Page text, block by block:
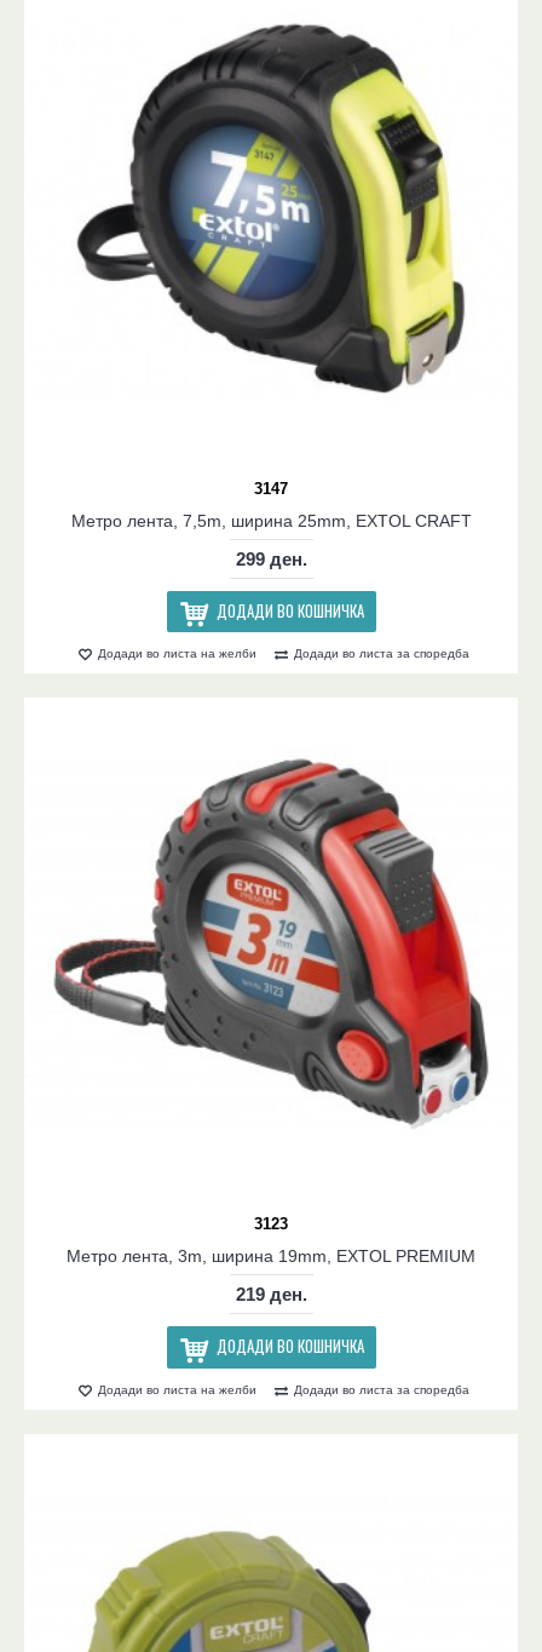
3147
Метро лента, 7,5m, ширина 25mm, EXTOL CRAFT
299 ден.
ДОДАДИ ВО КОШНИЧКА
Додади во листа на желби Додади во листа за споредба
3123
Метро лента, 3m, ширина 19mm, EXTOL PREMIUM
219 ден.
ДОДАДИ ВО КОШНИЧКА
Додади во листа на желби Додади во листа за споредба